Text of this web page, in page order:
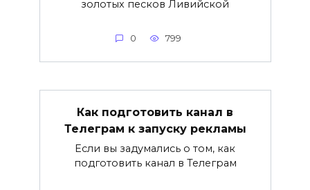
золотых песков Ливийской
0 799
Как подготовить канал в
Телеграм к запуску рекламы
Если вы задумались о том, как
подготовить канал в Телеграм